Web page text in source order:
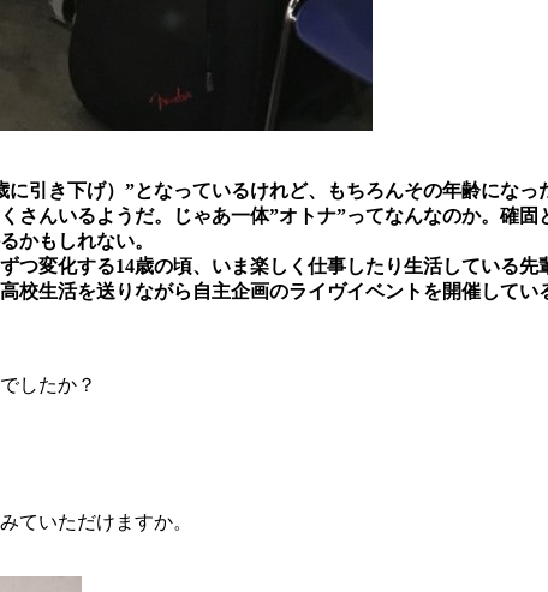
引き下げ）”となっているけれど、もちろんその年齢にな
さんいるようだ。じゃあ一体”オトナ”ってなんなのか。確
かもしれない。
つ変化する14歳の頃、いま楽しく仕事したり生活している
校生活を送りながら自主企画のライヴイベントを開催して
したか？
ていただけますか。